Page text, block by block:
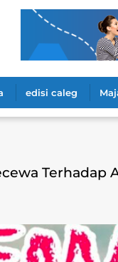
edisi caleg
Terhadap